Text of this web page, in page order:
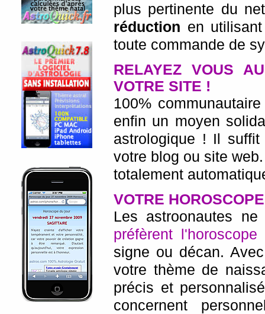
plus pertinente du
réduction en
toute commande de
RELAYEZ VOUS
VOTRE SITE !
100%
enfin un moyen
astrologique ! Il
votre blog ou site
totalement
VOTRE
Les astroonautes
préfèrent l'horoscope
signe ou décan.
votre thème de
précis et
concernent